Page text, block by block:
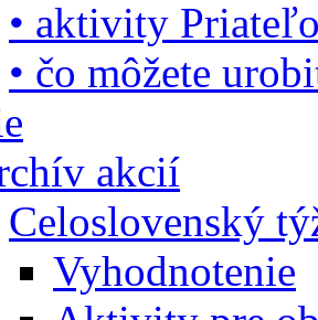
• aktivity
• čo môžete
akcií
Celoslovenský
Vyhodnotenie